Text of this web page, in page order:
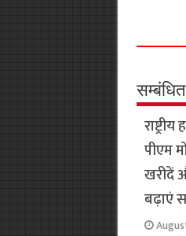
पीएम
खरीदें
बढ़ाएं